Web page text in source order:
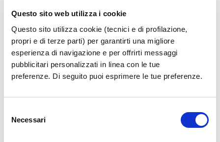
Questo sito web utilizza i cookie
Questo sito utilizza cookie (tecnici e di profilazione,
propri e di terze parti) per garantirti una migliore
esperienza di navigazione e per offrirti messaggi
pubblicitari personalizzati in linea con le tue
preferenze. Di seguito puoi esprimere le tue preferenze.
delNecessari
Accedi a un'area esclusiva e confortevole in
Scopri di più